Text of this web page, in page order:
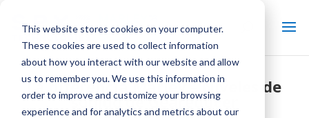
This website stores cookies on your computer.
These cookies are used to collect information
about how you interact with our website and allow
us to remember you. We use this information in
order to improve and customize your browsing
experience and for analytics and metrics about our
La diferencia Marley – Niveles de
sonido de Geareducer